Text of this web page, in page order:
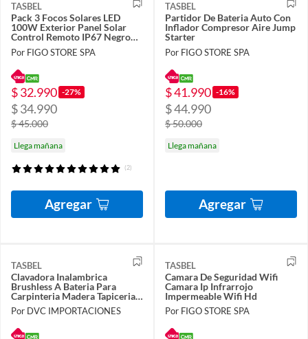
TASBEL
Pack 3 Focos Solares LED
100W Exterior Panel Solar
Control Remoto IP67 Negro
Luz Blanco Frio
Por FIGO STORE SPA
$ 32.990 -27%
$ 34.990
$ 45.000
Llega mañana
(2)
Agregar
TASBEL
Partidor De Bateria Auto Con
Inflador Compresor Aire Jump
Starter
Por FIGO STORE SPA
$ 41.990 -16%
$ 44.990
$ 50.000
Llega mañana
Agregar
TASBEL
Clavadora Inalambrica
Brushless A Bateria Para
Carpinteria Madera Tapiceria
Profesional
Por DVC IMPORTACIONES
TASBEL
Camara De Seguridad Wifi
Camara Ip Infrarrojo
Impermeable Wifi Hd
Por FIGO STORE SPA